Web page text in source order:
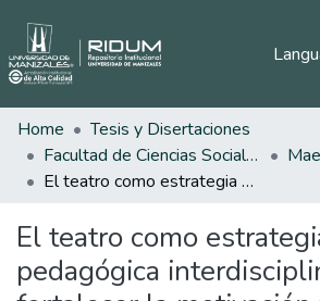
Home
Tesis y Disertaciones
Facultad de Ciencias Sociales y Humanas
El teatro como estrategia pedagógica interdisciplinaria para fortalecer la motivación y el aprendizaje del inglés: sistematización de una experiencia educativa en la Institución Educativa David Sánchez Juliao de Santa Cruz de Lorica, Córdoba (2024)
El teatro como
pedagógica